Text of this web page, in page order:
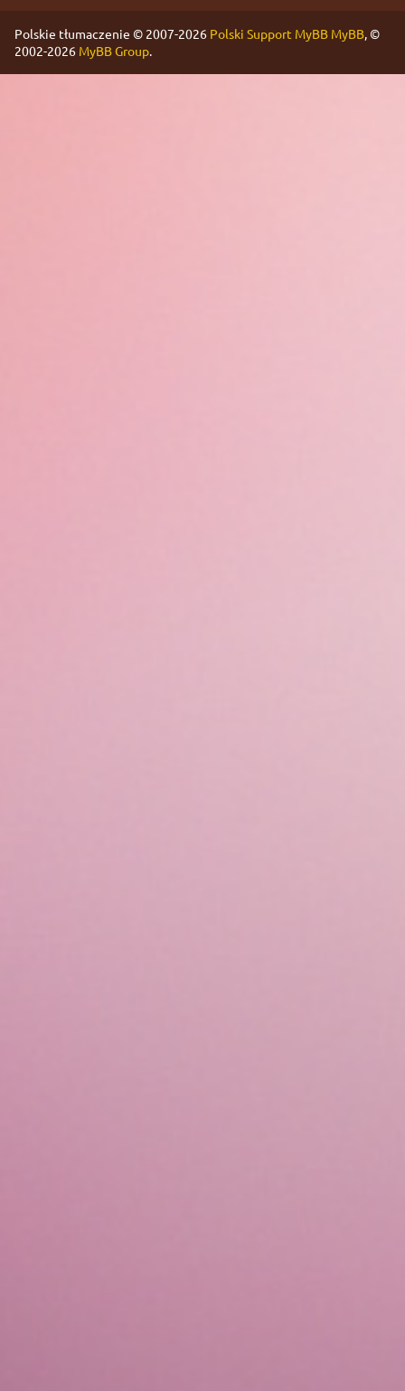
Polskie tłumaczenie © 2007-2026 Polski Support MyBB MyBB, ©
2002-2026 MyBB Group.